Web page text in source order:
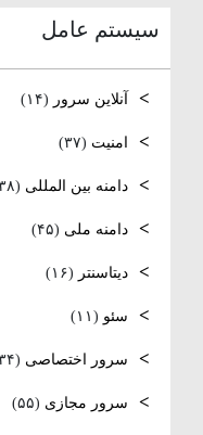
نصب و راه اندازی NTP
Windows Server
سیستم عامل
آنلاین سرور (۱۴)
امنیت(۳۷)
دامنه بین المللی(۳۸)
دامنه ملی(۴۵)
دیتاسنتر(۱۶)
سئو(۱۱)
سرور اختصاصی(۳۴)
سرور مجازی(۵۵)